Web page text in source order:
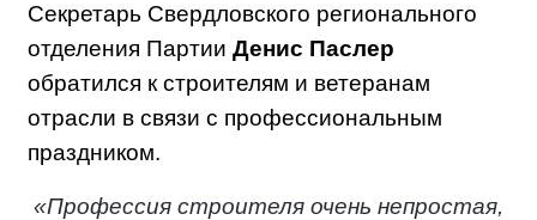
Секретарь Свердловского регионального
отделения Партии Денис Паслер
обратился к строителям и ветеранам
отрасли в связи с профессиональным
праздником.
«Профессия строителя очень непростая,